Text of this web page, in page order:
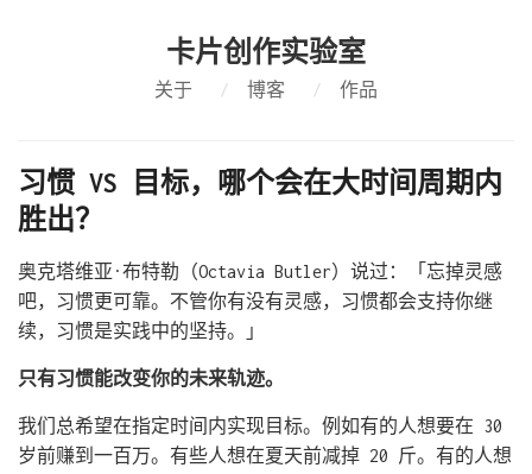
卡片创作实验室
关于 / 博客 / 作品
习惯 VS 目标，哪个会在大时间周期内
胜出？
奥克塔维亚·布特勒（Octavia Butler）说过：「忘掉灵感
吧，习惯更可靠。不管你有没有灵感，习惯都会支持你继
续，习惯是实践中的坚持。」
只有习惯能改变你的未来轨迹。
我们总希望在指定时间内实现目标。例如有的人想要在 30
岁前赚到一百万。有些人想在夏天前减掉 20 斤。有的人想